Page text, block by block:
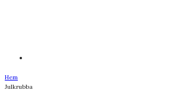
Hem
Julkrubba